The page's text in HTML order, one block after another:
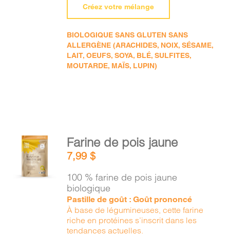
Créez votre mélange
BIOLOGIQUE SANS GLUTEN SANS
ALLERGÈNE (ARACHIDES, NOIX, SÉSAME,
LAIT, OEUFS, SOYA, BLÉ, SULFITES,
MOUTARDE, MAÏS, LUPIN)
AJOUTER
AU
PANIER
/
Farine de pois jaune
7,99$
100 % farine de pois jaune
biologique
Pastille de goût : Goût prononcé
À base de légumineuses, cette farine
riche en protéines s’inscrit dans les
tendances actuelles.